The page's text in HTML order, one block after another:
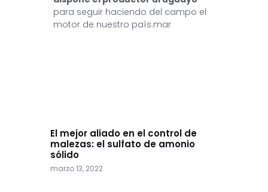
para seguir haciendo del campo el
motor de nuestro país.mar
El mejor aliado en el control de
malezas: el sulfato de amonio
sólido
marzo 13, 2022